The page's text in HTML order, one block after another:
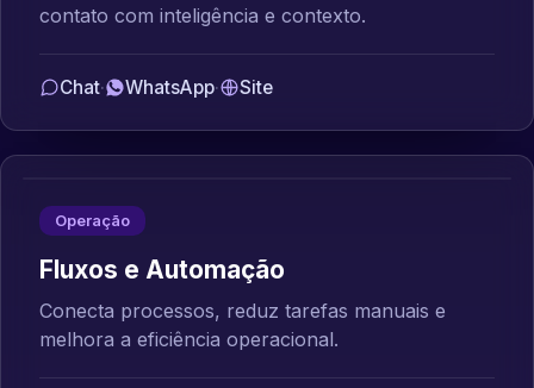
contato com inteligência e contexto.
Chat· WhatsApp· Site
Operação
Fluxos e Automação
Conecta processos, reduz tarefas manuais e
melhora a eficiência operacional.